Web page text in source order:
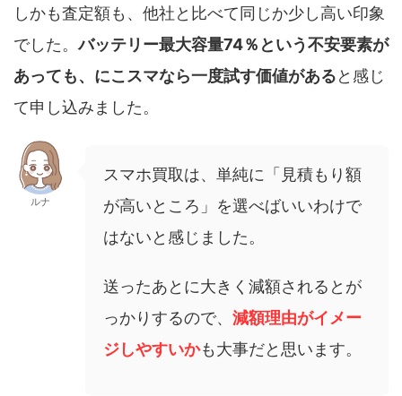
しかも査定額も、他社と比べて同じか少し高い印象
でした。バッテリー最大容量74％という不安要素が
あっても、にこスマなら一度試す価値があると感じ
て申し込みました。
ルナ
スマホ買取は、単純に「見積もり額
が高いところ」を選べばいいわけで
はないと感じました。
送ったあとに大きく減額されるとが
っかりするので、 減額理由がイメー
ジしやすいかも大事だと思います。